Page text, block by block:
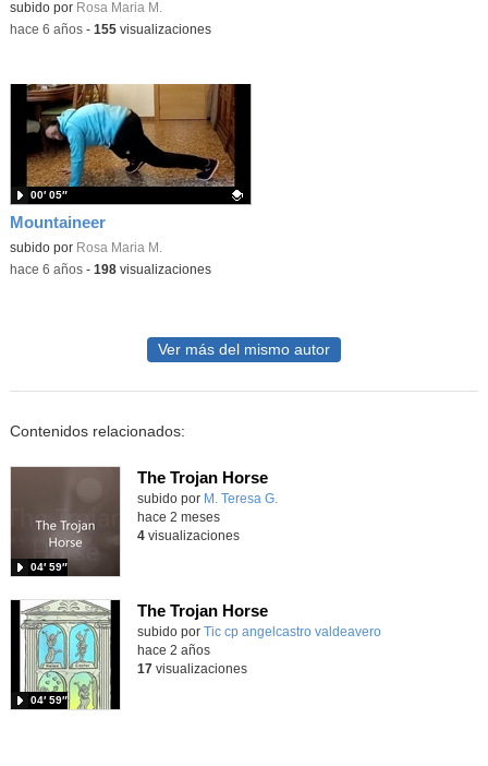
Contenido educativo.
subido por Rosa Maria M.
-hace 6 años- 155visualizaciones
Mountaineer
Contenido educativo.
subido por Rosa Maria M.
00′ 05″
-hace 6 años- 198visualizaciones
Ver más del mismo autor
Contenidos relacionados:
The Trojan Horse
Contenido educativo.
subido por M. Teresa G.
04′ 59″
hace 2 meses
4visualizaciones
The Trojan Horse
Contenido educativo.
subido por Tic cp angelcastro valdeavero
04′ 59″
-
hace 2 años
17visualizaciones